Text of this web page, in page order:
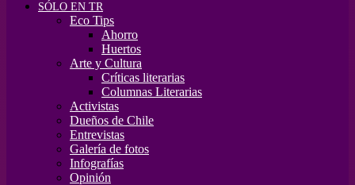
SÓLO EN TR
Eco Tips
Ahorro
Huertos
Arte y Cultura
Críticas literarias
Columnas Literarias
Activistas
Dueños de Chile
Entrevistas
Galería de fotos
Infografías
Opinión